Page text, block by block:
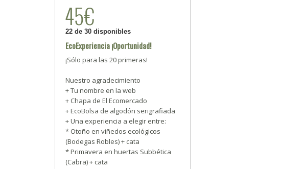
45€
22 de 30 disponibles
EcoExperiencia ¡Oportunidad!
¡Sólo para las 20 primeras!
Nuestro agradecimiento
+ Tu nombre en la web
+ Chapa de El Ecomercado
+ EcoBolsa de algodón serigrafiada
+ Una experiencia a elegir entre:
* Otoño en viñedos ecológicos
(Bodegas Robles) + cata
* Primavera en huertas Subbética
(Cabra) + cata